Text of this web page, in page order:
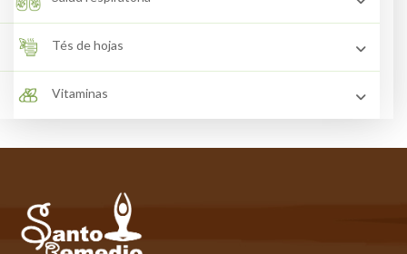
Tés de hojas
Vitaminas